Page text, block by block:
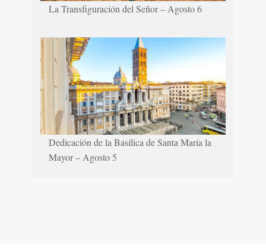
La Transfiguración del Señor – Agosto 6
Dedicación de la Basílica de Santa María la
Mayor – Agosto 5